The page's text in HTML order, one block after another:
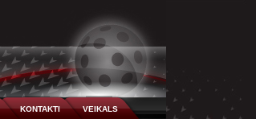
KONTAKTI
VEIKALS